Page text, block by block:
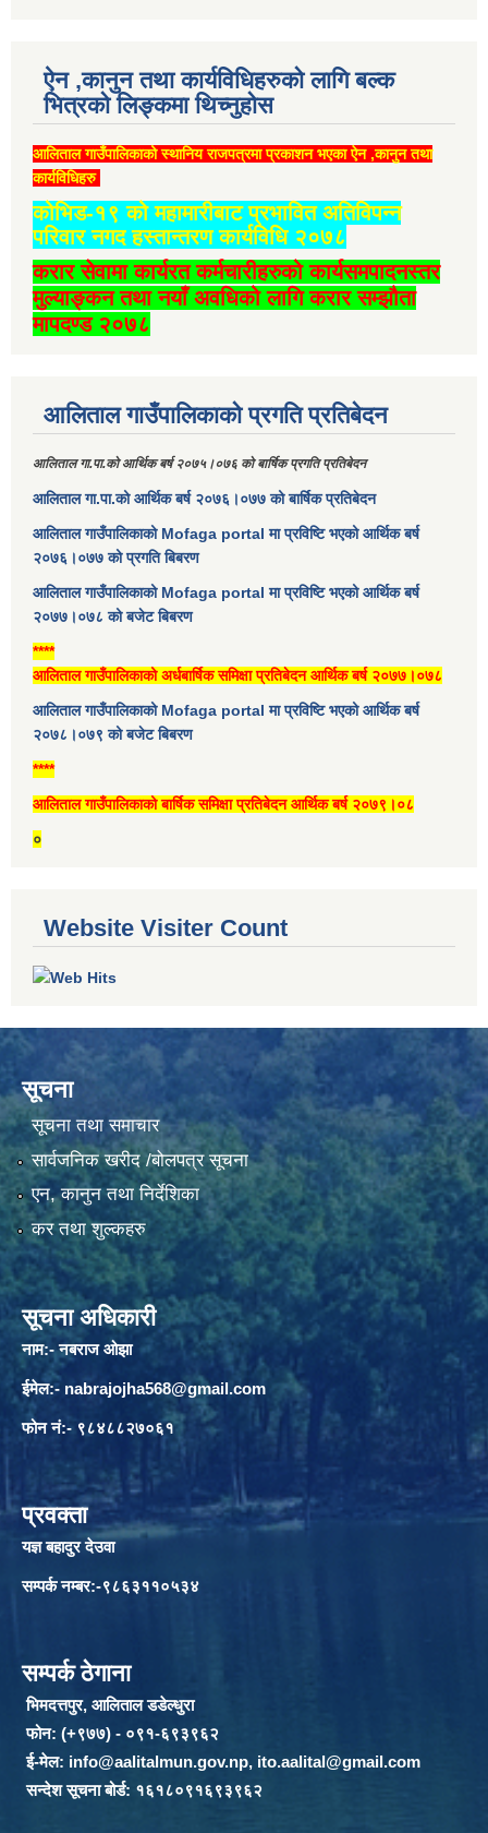
ऐन ,कानुन तथा कार्यविधिहरुको लागि बल्क
भित्रको लिङ्कमा थिच्‍नुहोस
आलिताल गाउँपालिकाको स्थानिय राजपत्रमा प्रकाशन भएका ऐन ,कानुन तथा
कार्यविधिहरु
कोभिड-१९ को महामारीबाट प्रभावित अतिविपन्न
परिवार नगद हस्तान्तरण कार्यविधि २०७८
करार सेवामा कार्यरत कर्मचारीहरुको कार्यसमपादनस्तर
मुल्याङ्कन तथा नयाँ अवधिको लागि करार सम्झौता
मापदण्ड २०७८
आलिताल गाउँपालिकाको प्रगति प्रतिबेदन
आलिताल गा.पा.को आर्थिक बर्ष २०७५।०७६ को बार्षिक प्रगति प्रतिबेदन
आलिताल गा.पा.को आर्थिक बर्ष २०७६।०७७ को बार्षिक प्रतिबेदन
आलिताल गाउँपालिकाको Mofaga portal मा प्रविष्टि भएको आर्थिक बर्ष
२०७६।०७७ को प्रगति बिबरण
आलिताल गाउँपालिकाको Mofaga portal मा प्रविष्टि भएको आर्थिक बर्ष
२०७७।०७८ को बजेट बिबरण
****
आलिताल गाउँपालिकाको अर्धबार्षिक समिक्षा प्रतिबेदन आर्थिक बर्ष २०७७।०७८
आलिताल गाउँपालिकाको Mofaga portal मा प्रविष्टि भएको आर्थिक बर्ष
२०७८।०७९ को बजेट बिबरण
****
आलिताल गाउँपालिकाको बार्षिक समिक्षा प्रतिबेदन आर्थिक बर्ष २०७९।०८
०
Website Visiter Count
सूचना
सूचना तथा समाचार
सार्वजनिक खरीद /बोलपत्र सूचना
एन, कानुन तथा निर्देशिका
कर तथा शुल्कहरु
सूचना अधिकारी
नाम:- नबराज ओझा
ईमेल:- nabrajojha568@gmail.com
फोन नं:- ९८४८८२७०६१
प्रवक्ता
यज्ञ बहादुर देउवा
सम्पर्क नम्बर:-९८६३११०५३४
सम्पर्क ठेगाना
भिमदत्तपुर, आलिताल डडेल्धुरा
फोन: (+९७७) - ०९१-६९३९६२
ई-मेल: info@aalitalmun.gov.np, ito.aalital@gmail.com
सन्देश सूचना बोर्ड: १६१८०९१६९३९६२